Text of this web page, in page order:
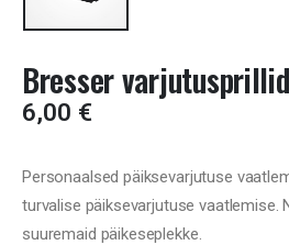
Bresser
6,00 €
Personaalsed päiksevarjutuse
turvalise päiksevarjutuse vaatlemise.
suuremaid päikeseplekke.